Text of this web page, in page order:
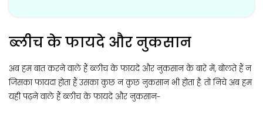
ब्लीच के फायदे और नुकसान
अब हम बात करने वाले हैं ब्लीच के फायदे और नुकसान के बारे में, बोलते हैं न
जिसका फायदा होता हैं उसका कुछ न कुछ नुकसान भी होता है. तो निचे अब हम
यही पढ़ने वाले हैं ब्लीच के फायदे और नुकसान-